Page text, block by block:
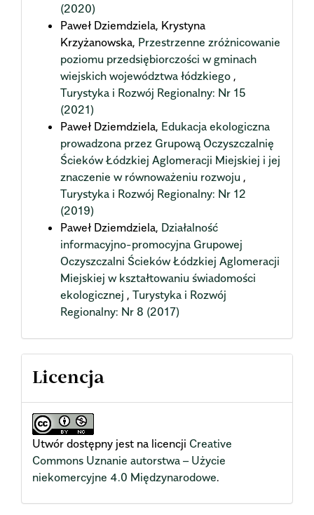
(2020)
Paweł Dziemdziela, Krystyna
Krzyżanowska, Przestrzenne zróżnicowanie
poziomu przedsiębiorczości w gminach
wiejskich województwa łódzkiego ,
Turystyka i Rozwój Regionalny: Nr 15
(2021)
Paweł Dziemdziela, Edukacja ekologiczna
prowadzona przez Grupową Oczyszczalnię
Ścieków Łódzkiej Aglomeracji Miejskiej i jej
znaczenie w równoważeniu rozwoju ,
Turystyka i Rozwój Regionalny: Nr 12
(2019)
Paweł Dziemdziela, Działalność
informacyjno-promocyjna Grupowej
Oczyszczalni Ścieków Łódzkiej Aglomeracji
Miejskiej w kształtowaniu świadomości
ekologicznej , Turystyka i Rozwój
Regionalny: Nr 8 (2017)
Licencja
Utwór dostępny jest na licencji Creative
Commons Uznanie autorstwa – Użycie
niekomercyjne 4.0 Międzynarodowe.